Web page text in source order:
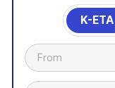
K-ETA
From